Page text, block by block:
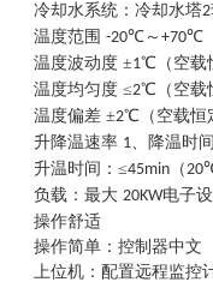
冷却水系统：冷却水塔2
温度范围 -20℃～ +70℃
温度波动度 ±1℃（空载
温度均匀度 ≤2℃（空载
温度偏差 ±2℃（空载恒
升降温速率 1、降温时
升温时间： ≤45min （20
负载：最大 20KW电子
操作舒适
操作简单：控制器中文
上位机：配置远程监控